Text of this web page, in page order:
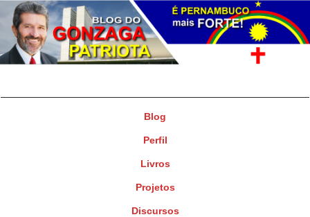
Blog
Perfil
Livros
Projetos
Discursos